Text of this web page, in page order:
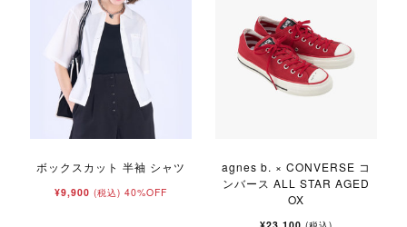
ボックスカット 半袖 シャツ
¥9,900 (税込) 40%OFF
agnes b. × CONVERSE コ
ンバース ALL STAR AGED
OX